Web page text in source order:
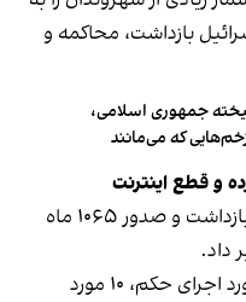
بازداشت، محاکمه و
جمهوری اسلامی،
که می‌مانند
و قطع اینترنت
هرانا در ادامه از ۲۶ هزار و ۲۲ مورد بازداشت و صدور ۱۰۶۵ ماه
داد.
همچنین در این بازه زمانی، شش مورد اجرای حکم، ۱۰ مورد